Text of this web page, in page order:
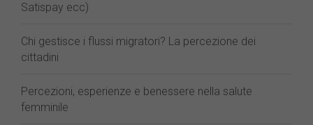
Satispay ecc)
Chi gestisce i flussi migratori? La percezione dei
cittadini
Percezioni, esperienze e benessere nella salute
femminile